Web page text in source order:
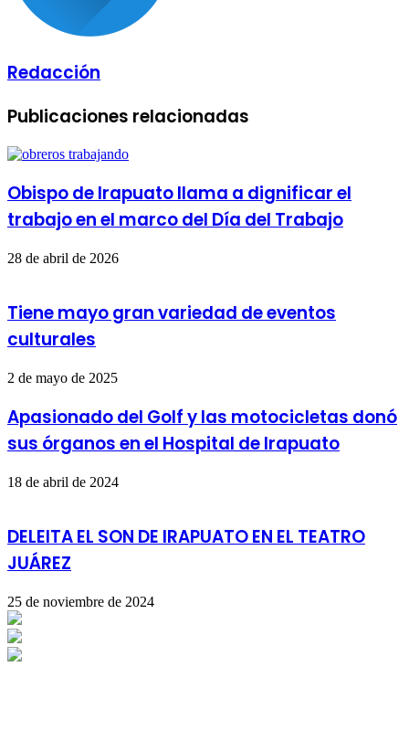
Redacción
Publicaciones relacionadas
Obispo de Irapuato llama a dignificar el
trabajo en el marco del Día del Trabajo
28 de abril de 2026
Tiene mayo gran variedad de eventos
culturales
2 de mayo de 2025
Apasionado del Golf y las motocicletas donó
sus órganos en el Hospital de Irapuato
18 de abril de 2024
DELEITA EL SON DE IRAPUATO EN EL TEATRO
JUÁREZ
25 de noviembre de 2024